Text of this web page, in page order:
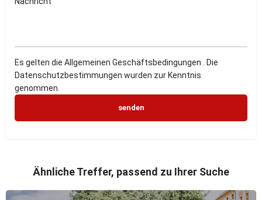
Es gelten die Allgemeinen Geschäftsbedingungen . Die
Datenschutzbestimmungen wurden zur Kenntnis
genommen.
Ähnliche Treffer, passend zu Ihrer Suche